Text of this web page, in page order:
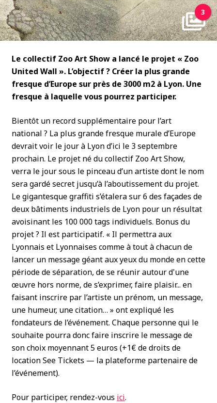
3
Le collectif Zoo Art Show a lancé le projet « Zoo
United Wall ». L’objectif ? Créer la plus grande
fresque d’Europe sur près de 3000 m2 à Lyon. Une
fresque à laquelle vous pourrez participer.
Bientôt un record supplémentaire pour l’art
national ? La plus grande fresque murale d’Europe
devrait voir le jour à Lyon d’ici le 3 septembre
prochain. Le projet né du collectif Zoo Art Show,
verra le jour sous le pinceau d’un artiste dont le nom
sera gardé secret jusqu’à l’aboutissement du projet.
Le gigantesque graffiti s’étalera sur 6 des façades de
deux bâtiments industriels de Lyon pour un résultat
avoisinant les 100 000 tags individuels. Bonus du
projet ? Il est participatif. « Il permettra aux
Lyonnais et Lyonnaises comme à tout à chacun de
lancer un message géant aux yeux du monde en cette
période de séparation, de se réunir autour d'une
œuvre hors norme, de s’exprimer, faire plaisir... en
faisant inscrire par l’artiste un prénom, un message,
une humeur, une citation… » ont expliqué les
fondateurs de l’événement. Chaque personne qui le
souhaite pourra donc faire inscrire le message de
son choix moyennant 5 euros (+1€ de droits de
location See Tickets — la plateforme partenaire de
l’événement).
Pour participer, rendez-vous ici.